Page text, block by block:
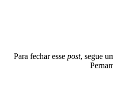
Para fechar esse post, segue